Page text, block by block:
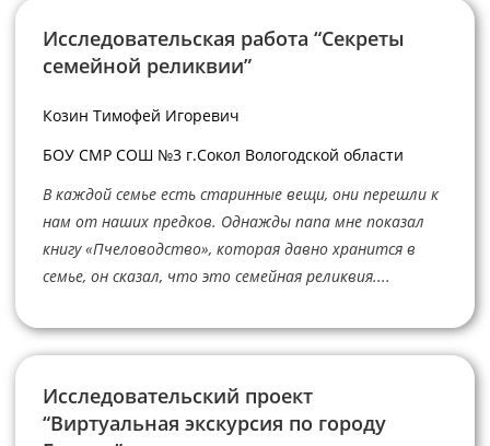
Исследовательская работа “Секреты
семейной реликвии”
Козин Тимофей Игоревич
БОУ СМР СОШ №3 г.Сокол Вологодской области
В каждой семье есть старинные вещи, они перешли к
нам от наших предков. Однажды папа мне показал
книгу «Пчеловодство», которая давно хранится в
семье, он сказал, что это семейная реликвия....
Исследовательский проект
“Виртуальная экскурсия по городу